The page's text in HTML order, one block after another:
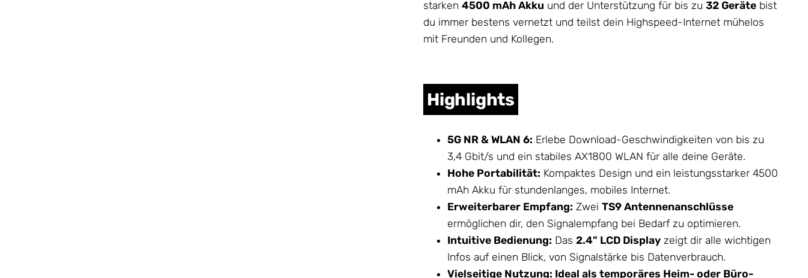
starken 4500 mAh Akku und der Unterstützung für bis zu 32 Geräte bist
du immer bestens vernetzt und teilst dein Highspeed-Internet mühelos
mit Freunden und Kollegen.
Highlights
5G NR & WLAN 6: Erlebe Download-Geschwindigkeiten von bis zu
3,4 Gbit/s und ein stabiles AX1800 WLAN für alle deine Geräte.
Hohe Portabilität: Kompaktes Design und ein leistungsstarker 4500
mAh Akku für stundenlanges, mobiles Internet.
Erweiterbarer Empfang: Zwei TS9 Antennenanschlüsse
ermöglichen dir, den Signalempfang bei Bedarf zu optimieren.
Intuitive Bedienung: Das 2.4" LCD Display zeigt dir alle wichtigen
Infos auf einen Blick, von Signalstärke bis Datenverbrauch.
Vielseitige Nutzung: Ideal als temporäres Heim- oder Büro-